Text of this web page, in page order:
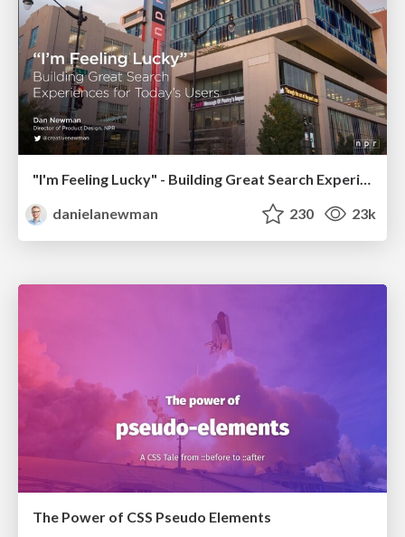
"I'm Feeling Lucky" - Building Great Search Experiences for Today's Users (#IAC19)
danielanewman
230 23k
The Power of CSS Pseudo Elements